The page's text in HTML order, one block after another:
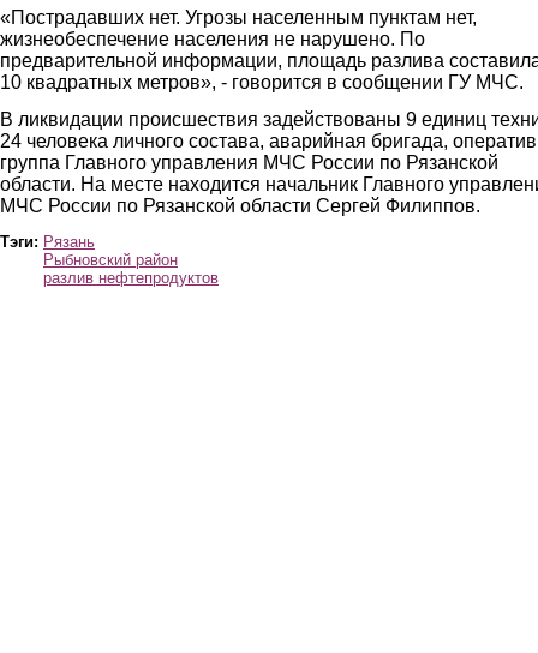
«Пострадавших нет. Угрозы населенным пунктам нет,
жизнеобеспечение населения не нарушено. По
предварительной информации, площадь разлива
10 квадратных метров», - говорится в сообщении ГУ МЧС.
В ликвидации происшествия задействованы 9 единиц
24 человека личного состава, аварийная бригада,
группа Главного управления МЧС России по Рязанской
области. На месте находится начальник Главного
МЧС России по Рязанской области Сергей Филиппов.
Тэги: Рязань
Рыбновский район
разлив нефтепродуктов